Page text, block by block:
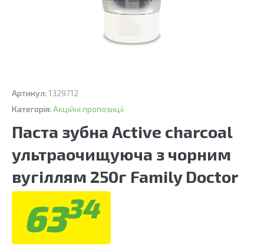
Артикул: 1329712
Категорія: Акційні пропозиції
Паста зубна Active charcoal
ультраочищуюча з чорним
вугіллям 250г Family Doctor
6334